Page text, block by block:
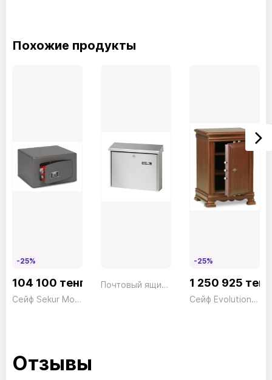
Похожие продукты
-25%
104 100 тенге
Сейф Sekur Moby Key SMKO/2 Ключ серый Technomax 11кг
Почтовый ящик Jornal 5867 SI
-25%
1 250 925
Сейф Evolution ESC/950 Ключ дерево Technomax 160кг
Отзывы